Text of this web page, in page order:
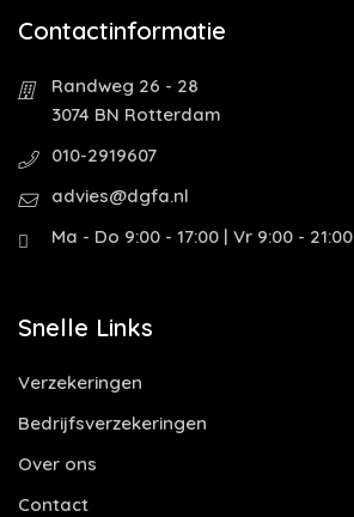
Contactinformatie
Randweg 26 - 28
3074 BN Rotterdam
010-2919607
advies@dgfa.nl
Ma - Do 9:00 - 17:00 | Vr 9:00 - 21:00
Snelle Links
Verzekeringen
Bedrijfsverzekeringen
Over ons
Contact